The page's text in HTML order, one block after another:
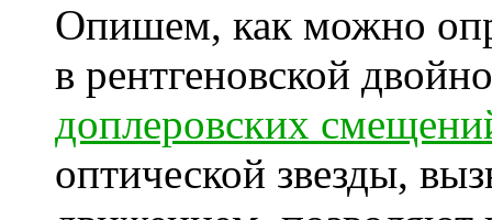
Опишем, как можно
в рентгеновской
доплеровских
оптической звезды,